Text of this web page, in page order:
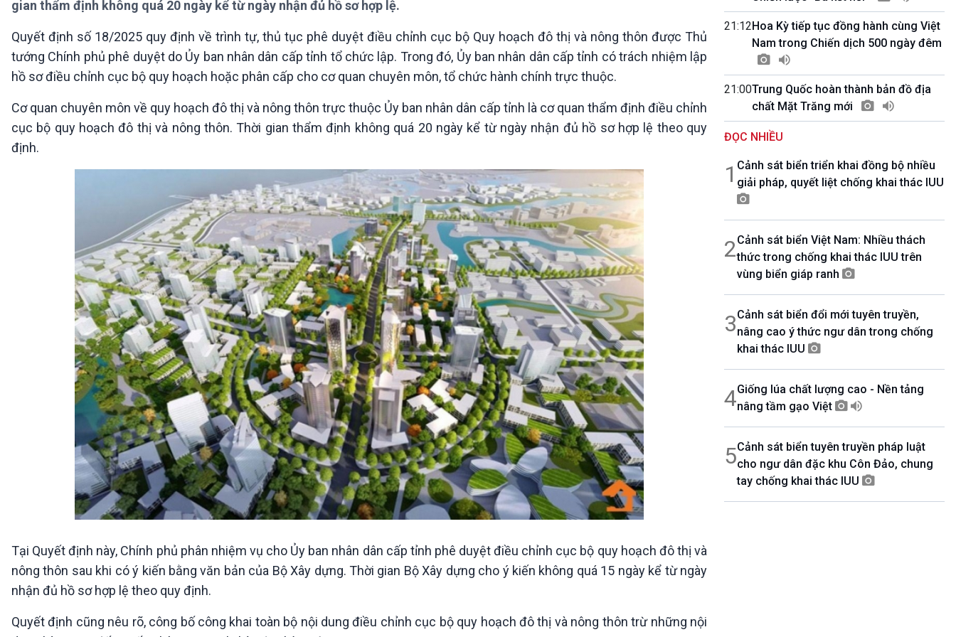
360 độ Sức khỏe
Tài nguyên và Môi trường
Chuyên gia của bạn
Xã hội chuyển động
Kết nối công nghệ
khí hậu
Chát với người nổi tiếng
E-Magazine
10 phút Sự kiện - Luận bàn
Câu chuyện thời sự
Dòng chảy sự kiện
Diễn đàn chủ nhật
Chuyện đêm
VOV1 đặc biệt
Thanh âm ký sự
Chân dung cuộc sống
Các chương trình đặc biệt
gian thẩm định không quá 20 ngày kể từ ngày nhận đủ hồ sơ hợp lệ.
Quyết định số 18/2025 quy định về trình tự, thủ tục phê duyệt điều chỉnh cục bộ Quy hoạch đô thị và nông thôn được Thủ
tướng Chính phủ phê duyệt do Ủy ban nhân dân cấp tỉnh tổ chức lập. Trong đó, Ủy ban nhân dân cấp tỉnh có trách nhiệm lập
hồ sơ điều chỉnh cục bộ quy hoạch hoặc phân cấp cho cơ quan chuyên môn, tổ chức hành chính trực thuộc.
Cơ quan chuyên môn về quy hoạch đô thị và nông thôn trực thuộc Ủy ban nhân dân cấp tỉnh là cơ quan thẩm định điều chỉnh
cục bộ quy hoạch đô thị và nông thôn. Thời gian thẩm định không quá 20 ngày kể từ ngày nhận đủ hồ sơ hợp lệ theo quy
định.
Tại Quyết định này, Chính phủ phân nhiệm vụ cho Ủy ban nhân dân cấp tỉnh phê duyệt điều chỉnh cục bộ quy hoạch đô thị và
nông thôn sau khi có ý kiến bằng văn bản của Bộ Xây dựng. Thời gian Bộ Xây dựng cho ý kiến không quá 15 ngày kể từ ngày
nhận đủ hồ sơ hợp lệ theo quy định.
Quyết định cũng nêu rõ, công bố công khai toàn bộ nội dung điều chỉnh cục bộ quy hoạch đô thị và nông thôn trừ những nội
21:12Hoa Kỳ tiếp tục đồng hành cùng Việt
Nam trong Chiến dịch 500 ngày đêm
21:00Trung Quốc hoàn thành bản đồ địa
chất Mặt Trăng mới
ĐỌC NHIỀU
1 Cảnh sát biển triển khai đồng bộ nhiều
giải pháp, quyết liệt chống khai thác IUU
2Cảnh sát biển Việt Nam: Nhiều thách
thức trong chống khai thác IUU trên
vùng biển giáp ranh
3Cảnh sát biển đổi mới tuyên truyền,
nâng cao ý thức ngư dân trong chống
khai thác IUU
4Giống lúa chất lượng cao - Nền tảng
nâng tầm gạo Việt
5Cảnh sát biển tuyên truyền pháp luật
cho ngư dân đặc khu Côn Đảo, chung
tay chống khai thác IUU